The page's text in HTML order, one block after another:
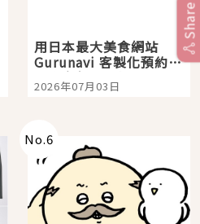
用日本最大美食網站
Gurunavi 客製化預約九
大都市餐廳，打造專屬
美食體驗！
2026年07月03日
No.6
Share